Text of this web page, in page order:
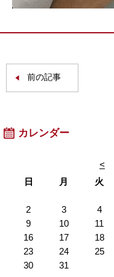
前の記事
カレンダー
<
日
月 火
2
3 4
9
10 11
16
17 18
23
24 25
30
31